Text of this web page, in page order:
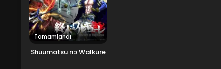
Tamamlandı
Shuumatsu no Walküre